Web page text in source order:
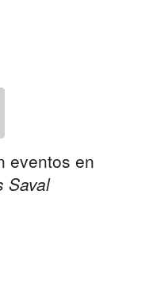
eventos en
Saval